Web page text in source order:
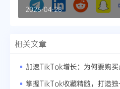
2026-04-28
相关文章
加速TikTok增长：为何要购买
掌握TikTok收藏精髓，打造